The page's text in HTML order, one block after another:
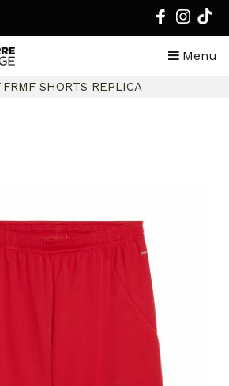
Menu
FRMF SHORTS REPLICA